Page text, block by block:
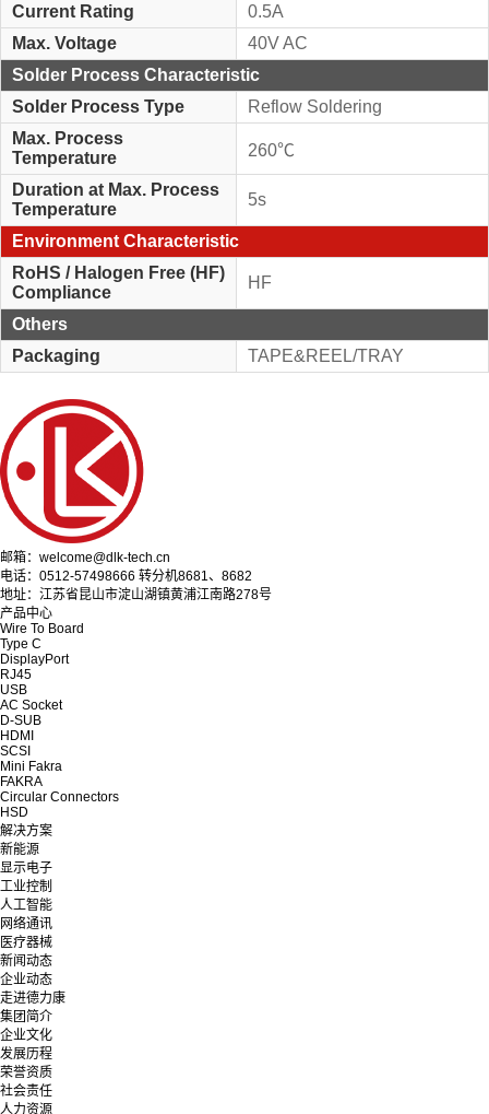
Current Rating
0.5A
Max. Voltage
40V AC
Solder Process Characteristic
Solder Process Type
Reflow Soldering
Max. Process
Temperature
260℃
Duration at Max. Process
Temperature
5s
Environment Characteristic
RoHS / Halogen Free (HF)
Compliance
HF
Others
Packaging
TAPE&REEL/TRAY
邮箱：welcome@dlk-tech.cn
电话：0512-57498666 转分机8681、8682
地址：江苏省昆山市淀山湖镇黄浦江南路278号
产品中心
Wire To Board
Type C
DisplayPort
RJ45
USB
AC Socket
D-SUB
HDMI
SCSI
Mini Fakra
FAKRA
Circular Connectors
HSD
解决方案
新能源
显示电子
工业控制
人工智能
网络通讯
医疗器械
新闻动态
企业动态
走进德力康
集团简介
企业文化
发展历程
荣誉资质
社会责任
人力资源